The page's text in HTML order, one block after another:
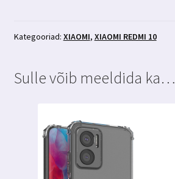
kickstandiga
Kategooriad: XIAOMI, XIAOMI REDMI 10
Sulle võib meeldida ka…